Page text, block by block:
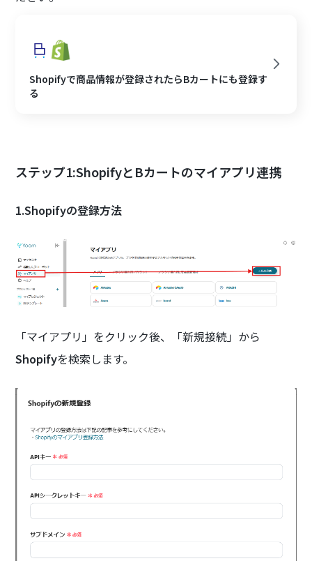
Shopifyで商品情報が登録されたらBカートにも登録す
る
ステップ1:ShopifyとBカートのマイアプリ連携
1.Shopifyの登録方法
「マイアプリ」をクリック後、「新規接続」から
Shopifyを検索します。